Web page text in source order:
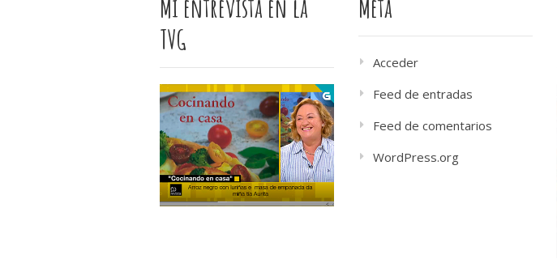
Mi entrevista en la
TVG
Meta
Acceder
Feed de entradas
Feed de comentarios
WordPress.org